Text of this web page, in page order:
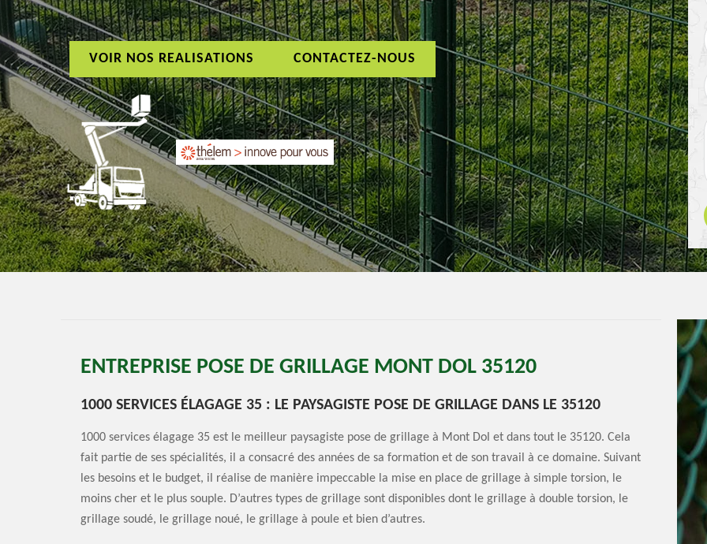
VOIR NOS REALISATIONS CONTACTEZ-NOUS
ENTREPRISE POSE DE GRILLAGE MONT DOL 35120
1000 SERVICES ÉLAGAGE 35 : LE PAYSAGISTE POSE DE GRILLAGE DANS LE 35120
1000 services élagage 35 est le meilleur paysagiste pose de grillage à Mont Dol et dans tout le 35120. Cela
fait partie de ses spécialités, il a consacré des années de sa formation et de son travail à ce domaine. Suivant
les besoins et le budget, il réalise de manière impeccable la mise en place de grillage à simple torsion, le
moins cher et le plus souple. D’autres types de grillage sont disponibles dont le grillage à double torsion, le
grillage soudé, le grillage noué, le grillage à poule et bien d’autres.